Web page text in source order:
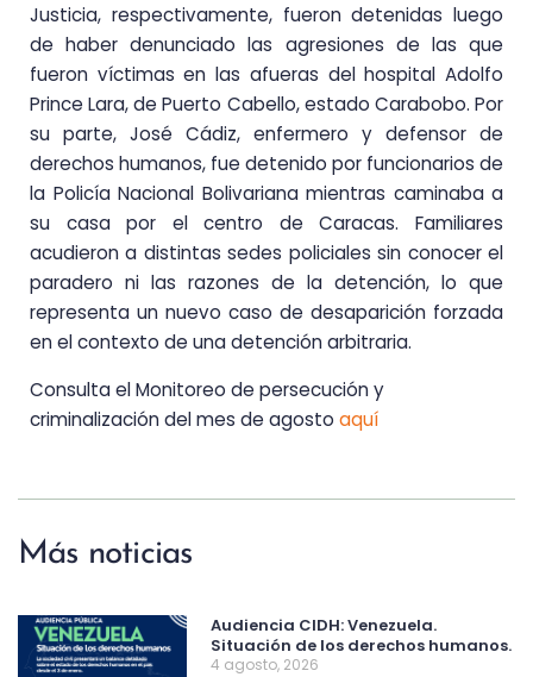
Justicia, respectivamente, fueron detenidas luego
de haber denunciado las agresiones de las que
fueron víctimas en las afueras del hospital Adolfo
Prince Lara, de Puerto Cabello, estado Carabobo. Por
su parte, José Cádiz, enfermero y defensor de
derechos humanos, fue detenido por funcionarios de
la Policía Nacional Bolivariana mientras caminaba a
su casa por el centro de Caracas. Familiares
acudieron a distintas sedes policiales sin conocer el
paradero ni las razones de la detención, lo que
representa un nuevo caso de desaparición forzada
en el contexto de una detención arbitraria.
Consulta el Monitoreo de persecución y
criminalización del mes de agosto aquí
Más noticias
Audiencia CIDH: Venezuela.
Situación de los derechos humanos.
4 agosto, 2026